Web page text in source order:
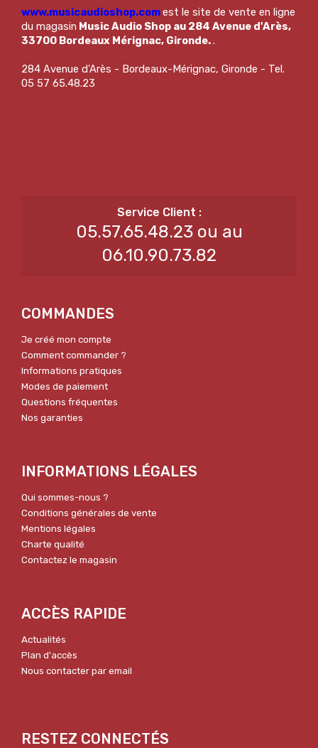
www.musicaudioshop.comest le site de vente en ligne
du magasin Music Audio Shop au 284 Avenue d'Arès,
33700 Bordeaux Mérignac, Gironde..
284 Avenue d'Arès - Bordeaux-Mérignac, Gironde - Tel.
05 57 65.48.23
05.57.65.48.23 ou au
06.10.90.73.82
COMMANDES
Je créé mon compte
Comment commander ?
Informations pratiques
Modes de paiement
Questions fréquentes
Nos garanties
INFORMATIONS LÉGALES
Qui sommes-nous ?
Conditions générales de vente
Mentions légales
Charte qualité
Contactez le magasin
ACCÈS RAPIDE
Actualités
Plan d'accès
Nous contacter par email